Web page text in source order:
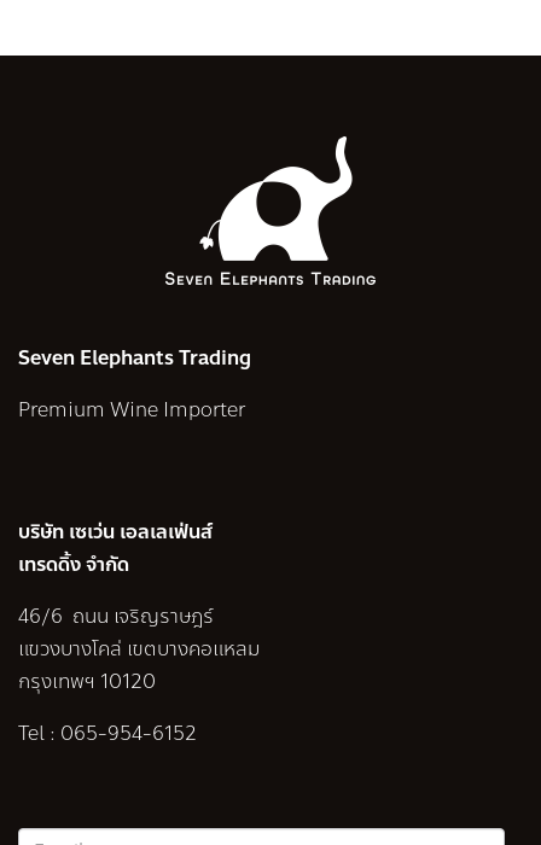
Seven Elephants Trading
Premium Wine Importer
บริษัท เซเว่น เอลเลเฟ่นส์
เทรดดิ้ง จำกัด
46/6 ถนน เจริญราษฎร์
แขวงบางโคล่ เขตบางคอแหลม
กรุงเทพฯ 10120
Tel : 065-954-6152